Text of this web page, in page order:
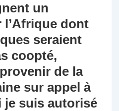
un
dont
seraient
coopté,
de la
sur appel à
je suis autorisé